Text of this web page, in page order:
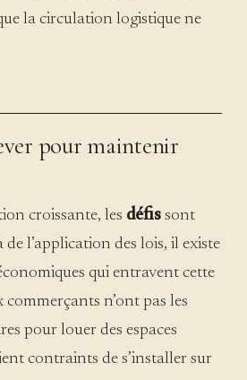
la circulation logistique ne
pour maintenir
croissante, les défis sont
l’application des lois, il existe
qui entravent cette
n’ont pas les
pour louer des espaces
contraints de s’installer sur